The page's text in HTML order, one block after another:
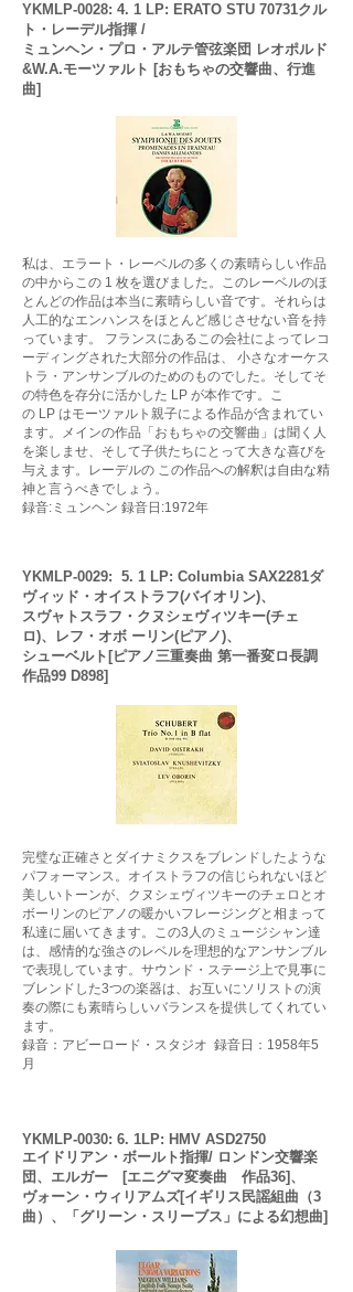
YKMLP-0028: 4. 1 LP: ERATO STU 70731クル
ト・レーデル指揮 /
ミュンヘン・プロ・アルテ管弦楽団 レオポルド
&W.A.モーツァルト [おもちゃの交響曲、行進
曲]
私は、エラート・レーベルの多くの素晴らしい作品
の中からこの 1 枚を選びました。このレーベルのほ
とんどの作品は本当に素晴らしい音です。それらは
人工的なエンハンスをほとんど感じさせない音を持
っています。 フランスにあるこの会社によってレコ
ーディングされた大部分の作品は、 小さなオーケス
トラ・アンサンブルのためのものでした。そしてそ
の特色を存分に活かした LP が本作です。こ
の LP はモーツァルト親子による作品が含まれてい
ます。メインの作品「おもちゃの交響曲」は聞く人
を楽しませ、そして子供たちにとって大きな喜びを
与えます。レーデルの この作品への解釈は自由な精
神と言うべきでしょう。
録音:ミュンヘン 録音日:1972年
YKMLP-0029: 5. 1 LP: Columbia SAX2281ダ
ヴィッド・オイストラフ(バイオリン)、
スヴャトスラフ・クヌシェヴィツキー(チェ
ロ)、レフ・オボ ーリン(ピアノ)、
シューベルト[ピアノ三重奏曲 第一番変ロ長調
作品99 D898]
完璧な正確さとダイナミクスをブレンドしたような
パフォーマンス。オイストラフの信じられないほど
美しいトーンが、クヌシェヴィツキーのチェロとオ
ボーリンのピアノの暖かいフレージングと相まって
私達に届いてきます。この3人のミュージシャン達
は、感情的な強さのレベルを理想的なアンサンブル
で表現しています。サウンド・ステージ上で見事に
ブレンドした3つの楽器は、お互いにソリストの演
奏の際にも素晴らしいバランスを提供してくれてい
ます。
録音：アビーロード・スタジオ 録音日：1958年5
月
YKMLP-0030: 6. 1LP: HMV ASD2750
エイドリアン・ボールト指揮/ ロンドン交響楽
団、エルガー [エニグマ変奏曲 作品36]、
ヴォーン・ウィリアムズ[イギリス民謡組曲（3
曲）、「グリーン・スリーブス」による幻想曲]